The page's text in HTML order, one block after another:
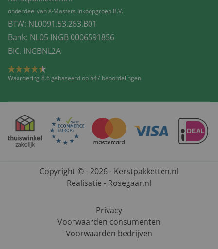
onderdeel van X-Masters Inkoopgroep B.V.
BTW: NL0091.53.263.B01
Bank: NL05 INGB 0006591856
BIC: INGBNL2A
Waardering 8.6 gebaseerd op 647 beoordelingen
Copyright © - 2026 - Kerstpakketten.nl
Realisatie - Rosegaar.nl
Privacy
Voorwaarden consumenten
Voorwaarden bedrijven